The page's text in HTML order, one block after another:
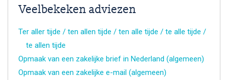
Veelbekeken adviezen
Ter aller tijde / ten allen tijde / ten alle tijde / te alle tijde /
te allen tijde
Opmaak van een zakelijke brief in Nederland (algemeen)
Opmaak van een zakelijke e-mail (algemeen)